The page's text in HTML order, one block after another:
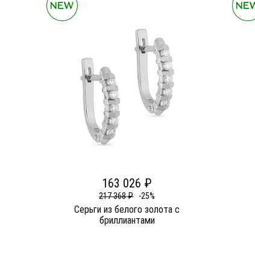
163 026 ₽
217 368 ₽ -25%
Серьги из белого золота c
бриллиантами